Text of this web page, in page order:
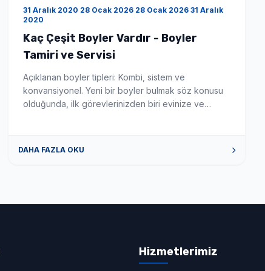
31 Aralık 2020 28 Ocak 2026 28 Ocak 2026 31 Aralık
2020
Kaç Çeşit Boyler Vardır - Boyler
Tamiri ve Servisi
Açıklanan boyler tipleri: Kombi, sistem ve
konvansiyonel. Yeni bir boyler bulmak söz konusu
olduğunda, ilk görevlerinizden biri evinize ve
DAHA FAZLA OKU
Hizmetlerimiz